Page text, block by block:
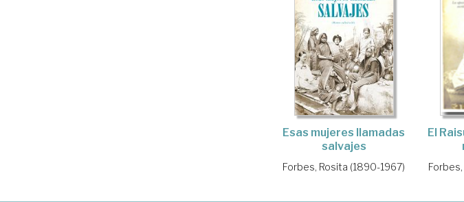
Esas mujeres llamadas
salvajes
Forbes, Rosita (1890-1967)
El